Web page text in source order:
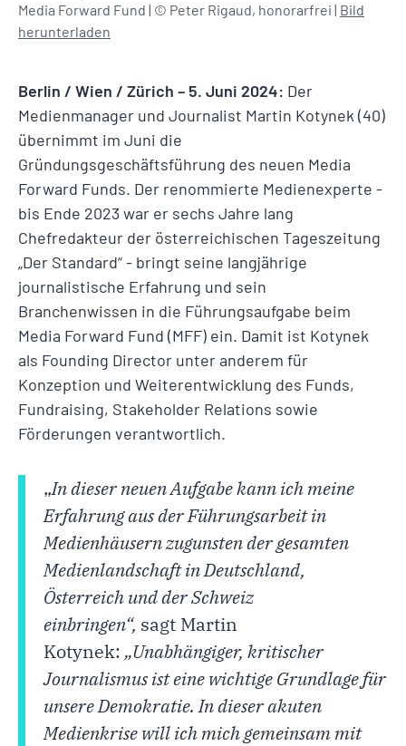
Media Forward Fund | © Peter Rigaud, honorarfrei | Bild
herunterladen
Berlin / Wien / Zürich – 5. Juni 2024: Der
Medienmanager und Journalist Martin Kotynek (40)
übernimmt im Juni die
Gründungsgeschäftsführung des neuen Media
Forward Funds. Der renommierte Medienexperte -
bis Ende 2023 war er sechs Jahre lang
Chefredakteur der österreichischen Tageszeitung
„Der Standard“ - bringt seine langjährige
journalistische Erfahrung und sein
Branchenwissen in die Führungsaufgabe beim
Media Forward Fund (MFF) ein. Damit ist Kotynek
als Founding Director unter anderem für
Konzeption und Weiterentwicklung des Funds,
Fundraising, Stakeholder Relations sowie
Förderungen verantwortlich.
„In dieser neuen Aufgabe kann ich meine
Erfahrung aus der Führungsarbeit in
Medienhäusern zugunsten der gesamten
Medienlandschaft in Deutschland,
Österreich und der Schweiz
einbringen“, sagt Martin
Kotynek: „Unabhängiger, kritischer
Journalismus ist eine wichtige Grundlage für
unsere Demokratie. In dieser akuten
Medienkrise will ich mich gemeinsam mit